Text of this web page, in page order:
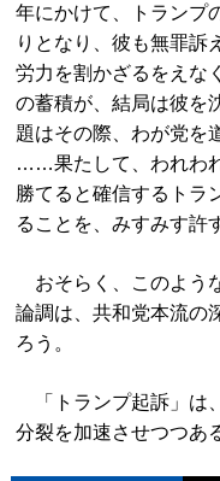
年にかけて、トランプ
りとなり、彼も無罪訴
労力を割かざるをえな
の蓄積が、結局は彼を
題はその際、わが党を
……果たして、われわ
勝てると確信するトラ
ることを、みすみす許
おそらく、このよう
論調は、共和党本流の
ろう。
「トランプ起訴」は
分裂を加速させつつあ